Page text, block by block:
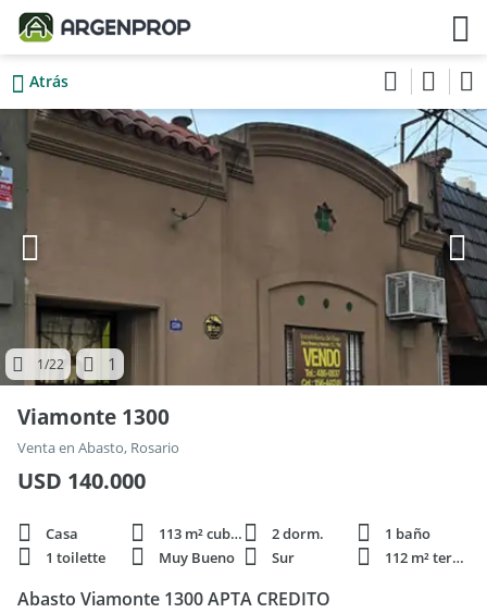
Atrás
1/22 1
Viamonte 1300
Venta en Abasto, Rosario
USD 140.000
Casa 113 m² cubie. 2 dorm.
1 baño
1 toilette
Muy Bueno Sur 112 m² terren.
Abasto Viamonte 1300 APTA CREDITO